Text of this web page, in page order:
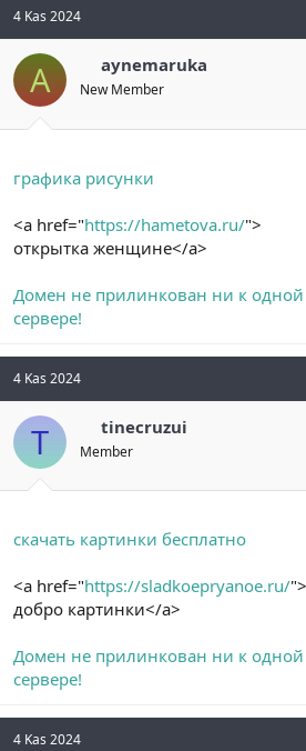
4 Kas 2024
A aynemaruka
New Member
графика рисунки
<a href="https://hametova.ru/">
открытка женщине</a>
Домен не прилинкован ни к
сервере!
4 Kas 2024
T tinecruzui
Member
скачать картинки бесплатно
<a href="https://sladkoepryanoe.ru/">
добро картинки</a>
Домен не прилинкован ни к
сервере!
4 Kas 2024